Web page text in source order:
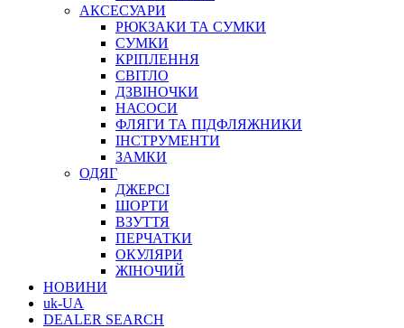
АКСЕСУАРИ
РЮКЗАКИ ТА СУМКИ
СУМКИ
КРІПЛЕННЯ
СВІТЛО
ДЗВІНОЧКИ
НАСОСИ
ФЛЯГИ ТА ПІДФЛЯЖНИКИ
ІНСТРУМЕНТИ
ЗАМКИ
ОДЯГ
ДЖЕРСІ
ШОРТИ
ВЗУТТЯ
ПЕРЧАТКИ
ОКУЛЯРИ
ЖІНОЧИЙ
НОВИНИ
uk-UA
DEALER SEARCH